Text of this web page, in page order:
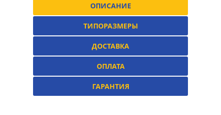
ОПИСАНИЕ
ТИПОРАЗМЕРЫ
ДОСТАВКА
ОПЛАТА
ГАРАНТИЯ